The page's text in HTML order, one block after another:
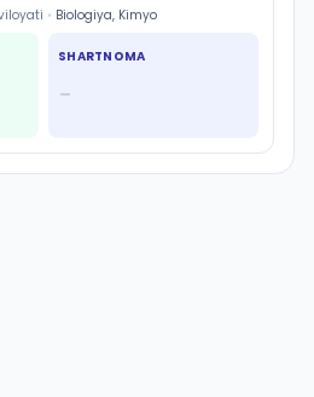
• Biologiya, Kimyo
SHARTNOMA
—